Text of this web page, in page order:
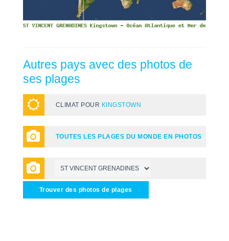
Autres pays avec des photos de
ses plages
CLIMAT POUR KINGSTOWN
TOUTES LES PLAGES DU MONDE EN PHOTOS
Trouver des photos de plages